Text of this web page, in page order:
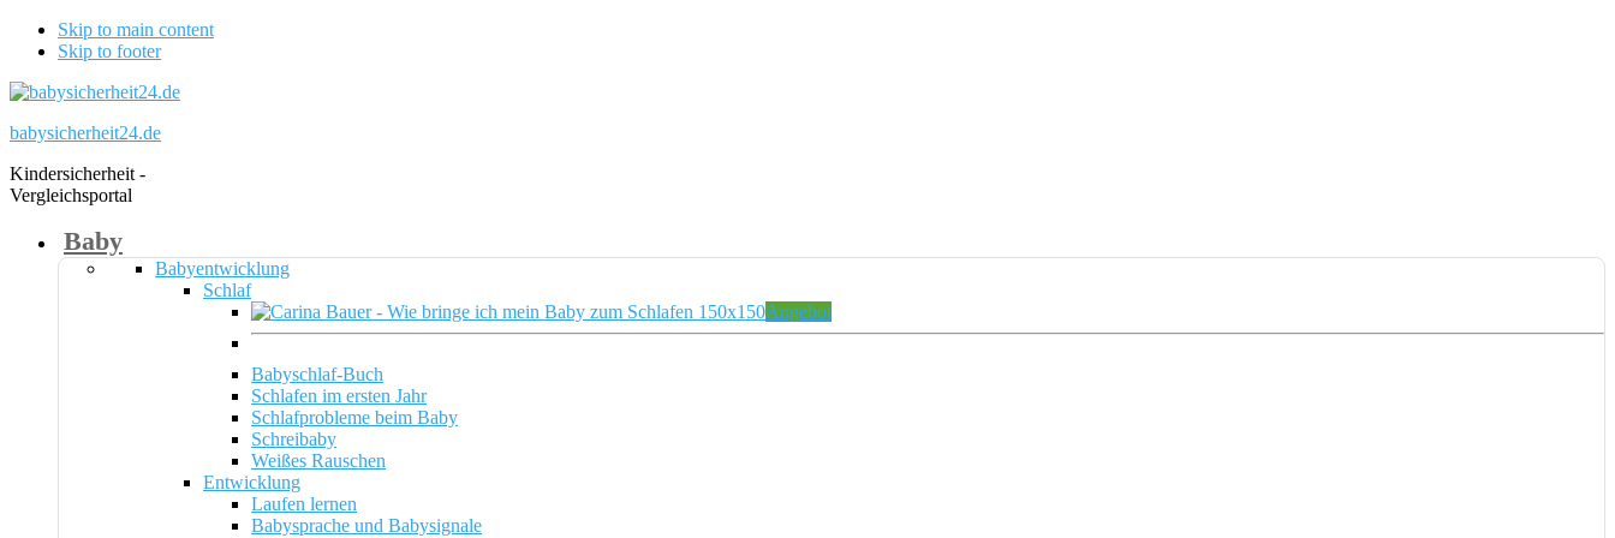
Skip to main content
Skip to footer
babysicherheit24.de
Kindersicherheit -
Vergleichsportal
Baby
Babyentwicklung
Schlaf
Angebot
Babyschlaf-Buch
Schlafen im ersten Jahr
Schlafprobleme beim Baby
Schreibaby
Weißes Rauschen
Entwicklung
Laufen lernen
Babysprache und Babysignale